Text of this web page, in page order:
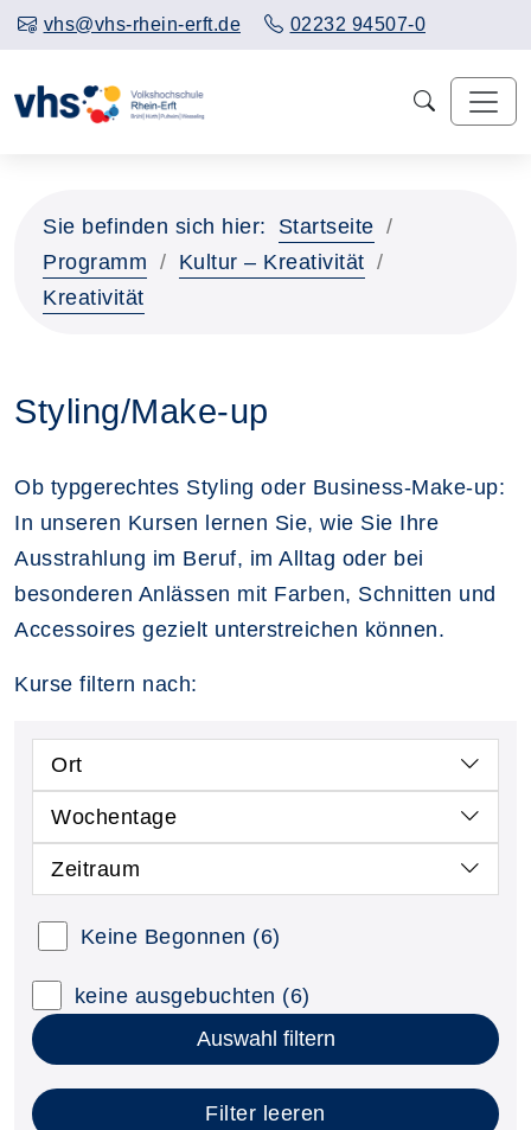
vhs@vhs-rhein-erft.de 02232 94507-0
Sie befinden sich hier:
Startseite
Programm
Kultur – Kreativität
Kreativität
Styling/Make-up
Ob typgerechtes Styling oder Business-Make-up:
In unseren Kursen lernen Sie, wie Sie Ihre
Ausstrahlung im Beruf, im Alltag oder bei
besonderen Anlässen mit Farben, Schnitten und
Accessoires gezielt unterstreichen können.
Kurse filtern nach:
Ort
Wochentage
Zeitraum
Keine Begonnen (6)
keine ausgebuchten (6)
Auswahl filtern
Filter leeren